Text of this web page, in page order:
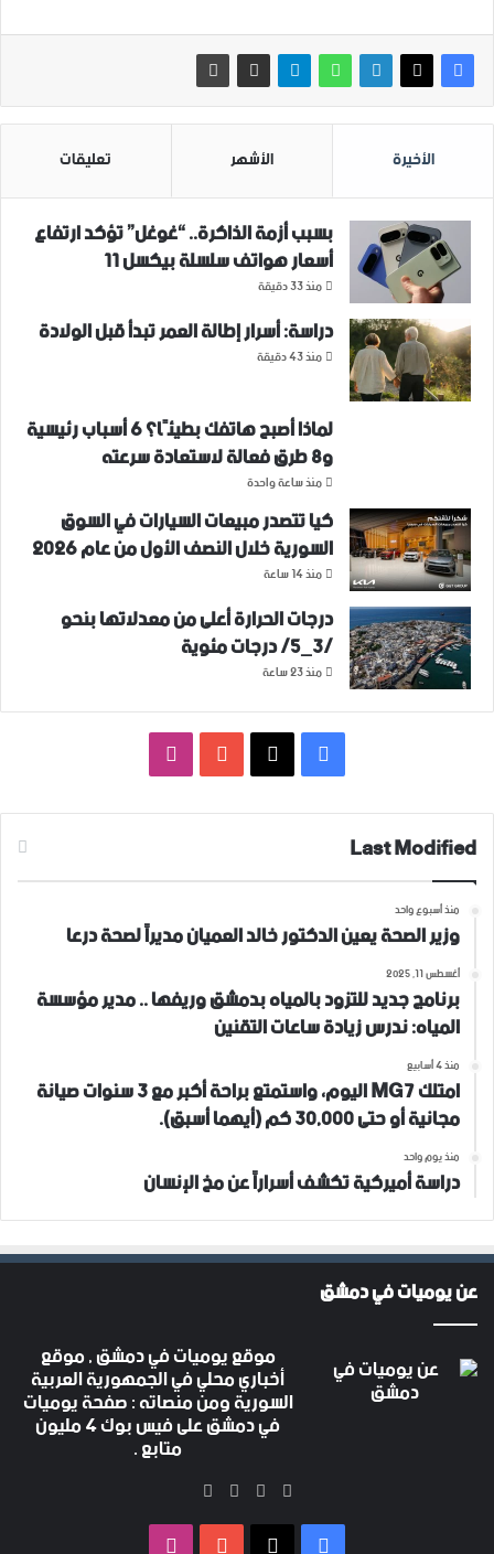
الأخيرة الأشهر تعليقات
بسبب أزمة الذاكرة.. “غوغل” تؤكد ارتفاع
أسعار هواتف سلسلة بيكسل 11
منذ 33 دقيقة
دراسة: أسرار إطالة العمر تبدأ قبل الولادة
منذ 43 دقيقة
لماذا أصبح هاتفك بطيئًا؟ 6 أسباب رئيسية
و8 طرق فعالة لاستعادة سرعته
منذ ساعة واحدة
كيا تتصدر مبيعات السيارات في السوق
السورية خلال النصف الأول من عام 2026
منذ 14 ساعة
درجات الحرارة أعلى من معدلاتها بنحو
/3_5/ درجات مئوية
منذ 23 ساعة
فيسبوك ‫YouTube
Last Modified
منذ أسبوع واحد
وزير الصحة يعين الدكتور خالد العميان مديراً لصحة درعا
أغسطس 11, 2025
برنامج جديد للتزود بالمياه بدمشق وريفها .. مدير مؤسسة
المياه: ندرس زيادة ساعات التقنين
منذ 4 أسابيع
امتلك MG7 اليوم، واستمتع براحة أكبر مع 3 سنوات صيانة
مجانية أو حتى 30,000 كم (أيهما أسبق).
منذ يوم واحد
دراسة أميركية تكشف أسراراً عن مخ الإنسان
عن يوميات في دمشق
موقع يوميات في دمشق , موقع
أخباري محلي في الجمهورية العربية
السورية ومن منصاته : صفحة يوميات
في دمشق على فيس بوك 4 مليون متابع .
فيسبوك
‫X
‫YouTube